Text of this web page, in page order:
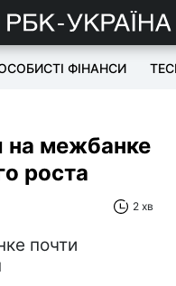
ФІНАНСИ
на межбанке
роста
2 хв
почти